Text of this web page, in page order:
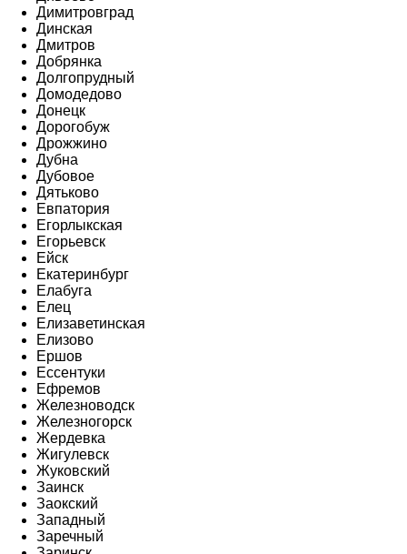
Димитровград
Динская
Дмитров
Добрянка
Долгопрудный
Домодедово
Донецк
Дорогобуж
Дрожжино
Дубна
Дубовое
Дятьково
Евпатория
Егорлыкская
Егорьевск
Ейск
Екатеринбург
Елабуга
Елец
Елизаветинская
Елизово
Ершов
Ессентуки
Ефремов
Железноводск
Железногорск
Жердевка
Жигулевск
Жуковский
Заинск
Заокский
Западный
Заречный